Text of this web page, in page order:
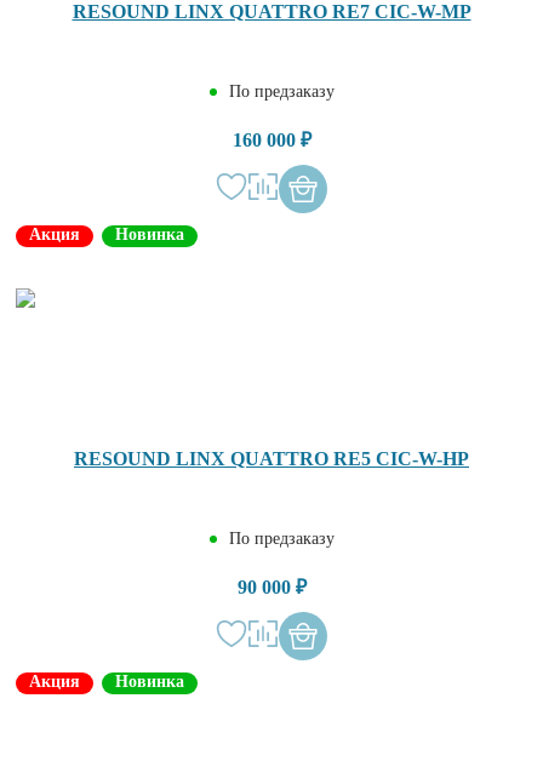
RESOUND LINX QUATTRO RE7 CIC-W-MP
По предзаказу
160 000 ₽
Акция Новинка
RESOUND LINX QUATTRO RE5 CIC-W-HP
По предзаказу
90 000 ₽
Акция Новинка